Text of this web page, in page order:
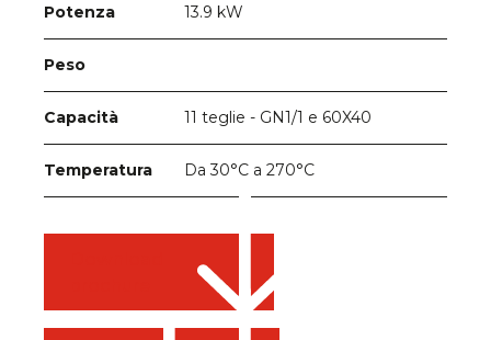
Potenza 13.9 kW
Peso
Capacità 11 teglie - GN1/1 e 60X40
Temperatura Da 30°C a 270°C